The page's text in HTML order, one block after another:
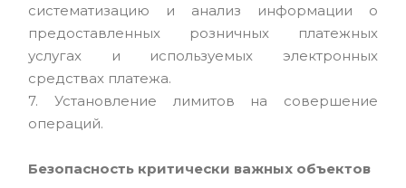
систематизацию и анализ информации о
предоставленных розничных платежных
услугах и используемых электронных
средствах платежа.
7. Установление лимитов на совершение
операций.
Безопасность критически важных объектов